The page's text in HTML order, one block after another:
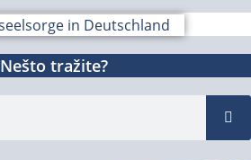
Nešto tražite?